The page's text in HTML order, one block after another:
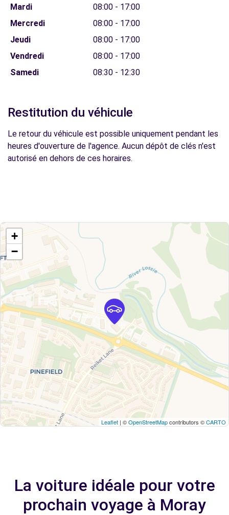
Mardi
08:00 - 17:00
Mercredi
08:00 - 17:00
Jeudi
08:00 - 17:00
Vendredi
08:00 - 17:00
Samedi
08:30 - 12:30
Restitution du véhicule
Le retour du véhicule est possible uniquement pendant les
heures d'ouverture de l'agence. Aucun dépôt de clés n'est
autorisé en dehors de ces horaires.
+
−
Leaflet | ©OpenStreetMapcontributors ©CARTO
La voiture idéale pour votre
prochain voyage à Moray